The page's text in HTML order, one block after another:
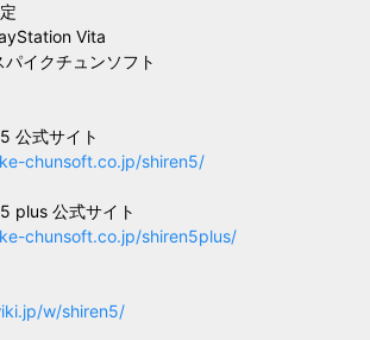
Vita
イクチュンソフト
公式サイト
chunsoft.co.jp/shiren5/
plus 公式サイト
chunsoft.co.jp/shiren5plus/
w/shiren5/